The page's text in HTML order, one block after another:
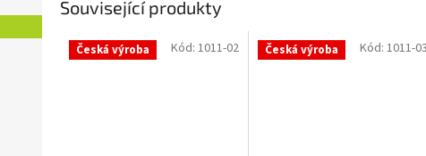
Související produkty
Česká výroba Kód: 1011-02 Česká výroba Kód: 1011-03